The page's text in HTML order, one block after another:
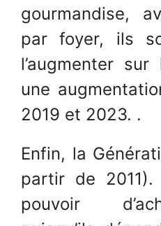
gourmandise,
par foyer, ils
l’augmenter
une
2019 et 2023. .
Enfin, la
partir de
pouvoir